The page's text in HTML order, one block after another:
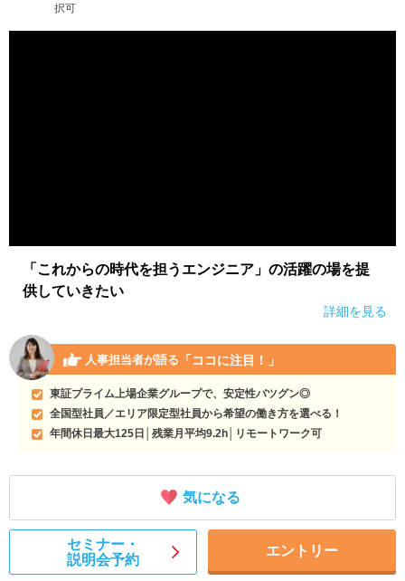
択可
「これからの時代を担うエンジニア」の活躍の場を提
供していきたい
詳細を見る
人事担当者が語る 「ココに注目！」
東証プライム上場企業グループで、安定性バツグン◎
全国型社員／エリア限定型社員から希望の働き方を選べる！
年間休日最大125日│残業月平均9.2h│リモートワーク可
気になる
セミナー・
説明会予約
エントリー